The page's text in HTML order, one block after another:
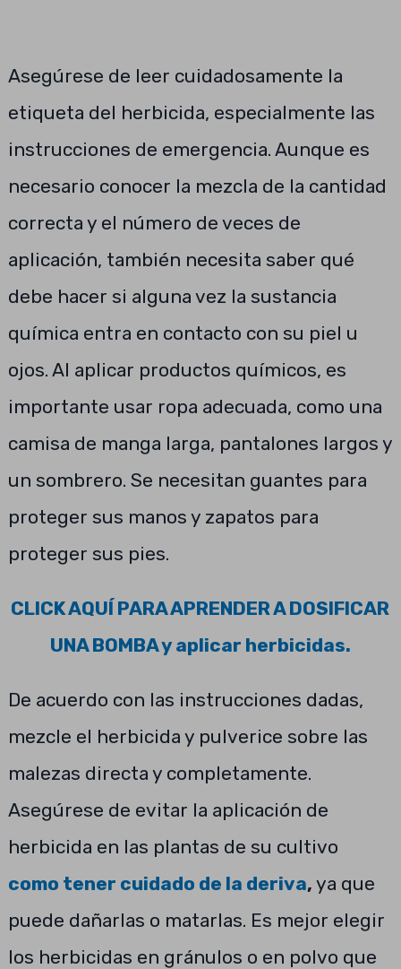
Asegúrese de leer cuidadosamente la
etiqueta del herbicida, especialmente las
instrucciones de emergencia. Aunque es
necesario conocer la mezcla de la cantidad
correcta y el número de veces de
aplicación, también necesita saber qué
debe hacer si alguna vez la sustancia
química entra en contacto con su piel u
ojos. Al aplicar productos químicos, es
importante usar ropa adecuada, como una
camisa de manga larga, pantalones largos y
un sombrero. Se necesitan guantes para
proteger sus manos y zapatos para
proteger sus pies.
CLICK AQUÍ PARA APRENDER A DOSIFICAR
UNA BOMBA y aplicar herbicidas.
De acuerdo con las instrucciones dadas,
mezcle el herbicida y pulverice sobre las
malezas directa y completamente.
Asegúrese de evitar la aplicación de
herbicida en las plantas de su cultivo
como tener cuidado de la deriva, ya que
puede dañarlas o matarlas. Es mejor elegir
los herbicidas en gránulos o en polvo que